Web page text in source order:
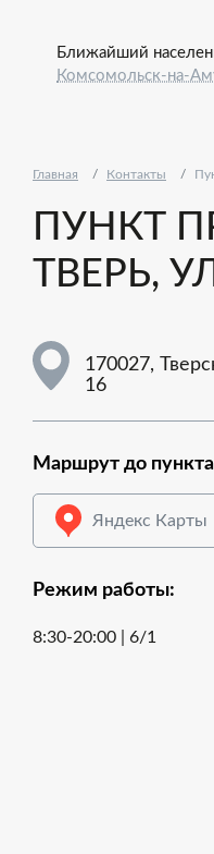
Ближайший
Комсомольск-на-
Главная Контакты
ПУНКТ
ТВЕРЬ,
170027,
16
Маршрут до
Яндекс Карты
Режим работы:
8:30-20:00 | 6/1